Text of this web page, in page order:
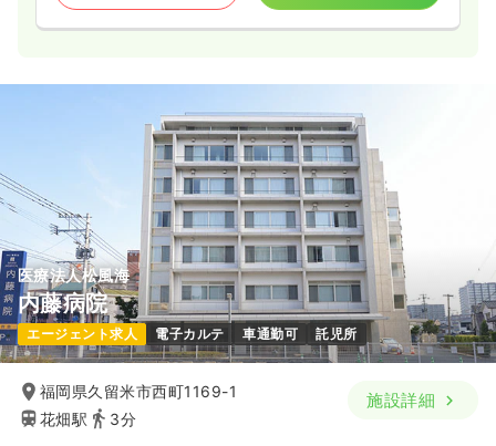
医療法人松風海
内藤病院
エージェント求人 電子カルテ 車通勤可 託児所
福岡県久留米市西町1169-1
花畑駅
3分
施設詳細